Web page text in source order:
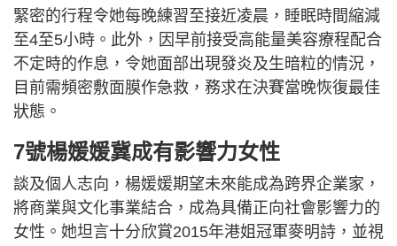
緊密的行程令她每晚練習至接近凌晨，睡眠時間縮減
至4至5小時。此外，因早前接受高能量美容療程配合
不定時的作息，令她面部出現發炎及生暗粒的情況，
目前需頻密敷面膜作急救，務求在決賽當晚恢復最佳
狀態。
7號楊媛媛冀成有影響力女性
談及個人志向，楊媛媛期望未來能成為跨界企業家，
將商業與文化事業結合，成為具備正向社會影響力的
女性。她坦言十分欣賞2015年港姐冠軍麥明詩，並視